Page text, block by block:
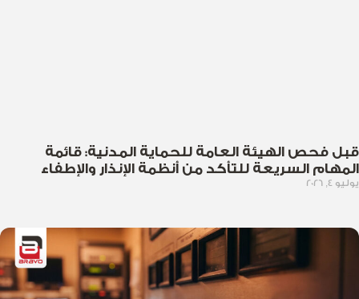
قبل فحص الهيئة العامة للحماية المدنية: قائمة
المهام السريعة للتأكد من أنظمة الإنذار والإطفاء
يوليو 4, 2026